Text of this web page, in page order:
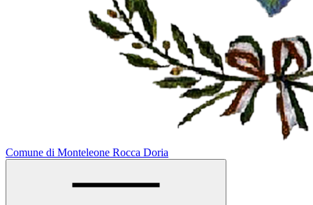
Comune di Monteleone Rocca Doria